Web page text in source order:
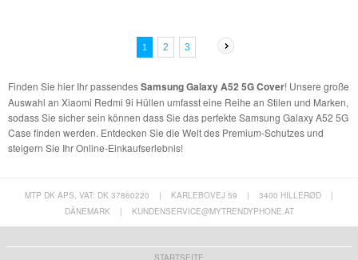
1 2 3
Finden Sie hier Ihr passendesSamsung Galaxy A52 5G Cover! Unsere große
Auswahl an Xiaomi Redmi 9i Hüllen umfasst eine Reihe an Stilen und Marken,
sodass Sie sicher sein können dass Sie das perfekte Samsung Galaxy A52 5G
Case finden werden. Entdecken Sie die Welt des Premium-Schutzes und
steigern Sie Ihr Online-Einkaufserlebnis!
MTP DK APS, VAT: DK 37860220 | KARLEBOVEJ 59 | 3400 HILLERØD
|
DÄNEMARK
| KUNDENSERVICE@MYTRENDYPHONE.AT
STARTSEITE